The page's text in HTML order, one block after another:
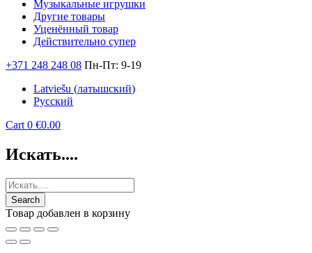
Музыкальные игрушки
Другие товары
Уценённый товар
Действительно супер
+371 248 248 08 Пн-Пт: 9-19
Latviešu (латышский)
Русский
Cart 0 €0.00
Искать....
Tовар добавлен в корзину